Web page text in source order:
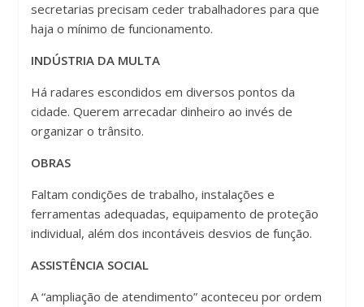
secretarias precisam ceder trabalhadores para que
haja o mínimo de funcionamento.
INDÚSTRIA DA MULTA
Há radares escondidos em diversos pontos da
cidade. Querem arrecadar dinheiro ao invés de
organizar o trânsito.
OBRAS
Faltam condições de trabalho, instalações e
ferramentas adequadas, equipamento de proteção
individual, além dos incontáveis desvios de função.
ASSISTÊNCIA SOCIAL
A “ampliação de atendimento” aconteceu por ordem